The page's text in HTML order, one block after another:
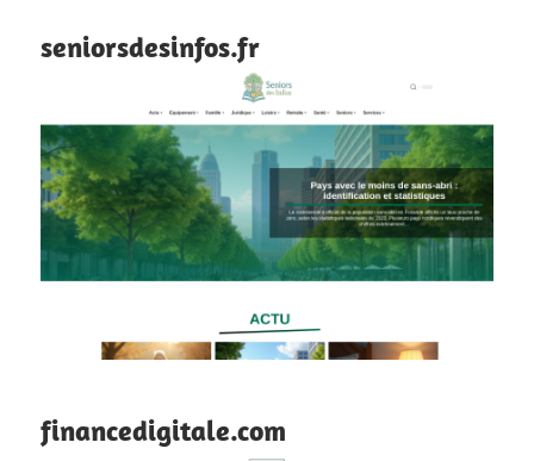
seniorsdesinfos.fr
financedigitale.com